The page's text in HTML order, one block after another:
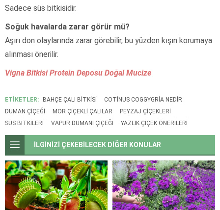
Sadece süs bitkisidir.
Soğuk havalarda zarar görür mü?
Aşırı don olaylarında zarar görebilir, bu yüzden kışın korumaya
alınması önerilir.
Vigna Bitkisi Protein Deposu Doğal Mucize
ETİKETLER: BAHÇE ÇALI BITKISI
COTINUS COGGYGRIA NEDIR
DUMAN ÇIÇEĞI
MOR ÇIÇEKLI ÇALILAR
PEYZAJ ÇIÇEKLERI
SÜS BITKILERI
VAPUR DUMANI ÇIÇEĞI YAZLIK ÇIÇEK ÖNERILERI
İLGİNİZİ ÇEKEBİLECEK DİĞER KONULAR